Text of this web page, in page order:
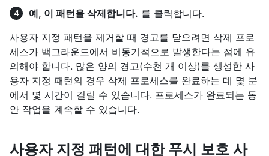
예, 이 패턴을 삭제합니다. 를 클릭합니다.
사용자 지정 패턴을 제거할 때 경고를 닫으려면 삭제 프로
세스가 백그라운드에서 비동기적으로 발생한다는 점에 유
의해야 합니다. 많은 양의 경고(수천 개 이상)를 생성한 사
용자 지정 패턴의 경우 삭제 프로세스를 완료하는 데 몇 분
에서 몇 시간이 걸릴 수 있습니다. 프로세스가 완료되는 동
안 작업을 계속할 수 있습니다.
사용자 지정 패턴에 대한 푸시 보호 사